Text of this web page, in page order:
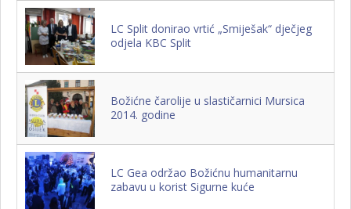
LC Split donirao vrtić „Smiješak“ dječjeg
odjela KBC Split
Božićne čarolije u slastičarnici Mursica
2014. godine
LC Gea održao Božićnu humanitarnu
zabavu u korist Sigurne kuće